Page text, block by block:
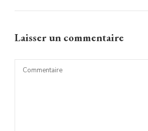
Laisser un commentaire